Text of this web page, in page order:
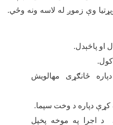
وې زموږ له لاسه ونه وځي.
او پاڅېدل.
ځانګړی مهالویش
کړې دپاره د وخت سپما.
د اجرا په موخه پخپل